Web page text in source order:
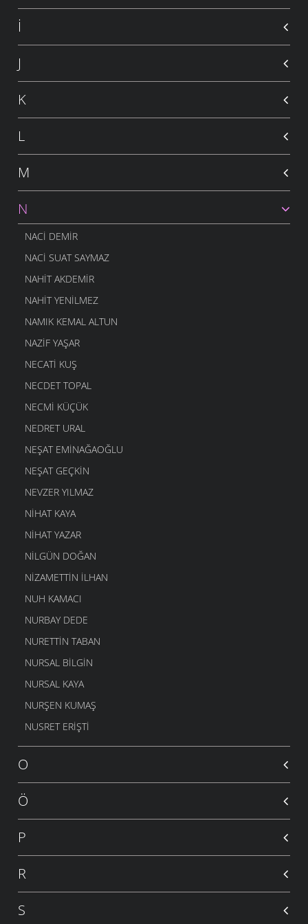
İ
J
K
L
M
N
NACI DEMIR
NACI SUAT SAYMAZ
NAHIT AKDEMIR
NAHIT YENILMEZ
NAMIK KEMAL ALTUN
NAZIF YAŞAR
NECATI KUŞ
NECDET TOPAL
NECMI KÜÇÜK
NEDRET URAL
NEŞAT EMINAĞAOĞLU
NEŞAT GEÇKIN
NEVZER YILMAZ
NIHAT KAYA
NIHAT YAZAR
NILGÜN DOĞAN
NIZAMETTIN İLHAN
NUH KAMACI
NURBAY DEDE
NURETTIN TABAN
NURSAL BILGIN
NURSAL KAYA
NURŞEN KUMAŞ
NUSRET ERIŞTI
O
Ö
P
R
S